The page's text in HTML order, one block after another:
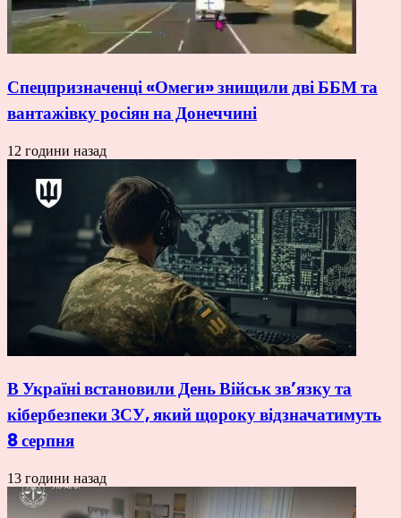
Спецпризначенці «Омеги» знищили дві ББМ та
вантажівку росіян на Донеччині
12 години назад
В Україні встановили День Військ зв’язку та
кібербезпеки ЗСУ, який щороку відзначатимуть
8 серпня
13 години назад